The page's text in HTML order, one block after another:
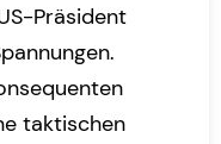
Präsident
taktischen